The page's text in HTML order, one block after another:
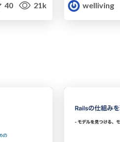
40 21k
welliving